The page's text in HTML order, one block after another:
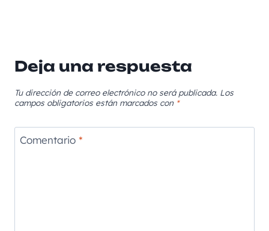
Deja una respuesta
Tu dirección de correo electrónico no será publicada. Los
campos obligatorios están marcados con *
Comentario *